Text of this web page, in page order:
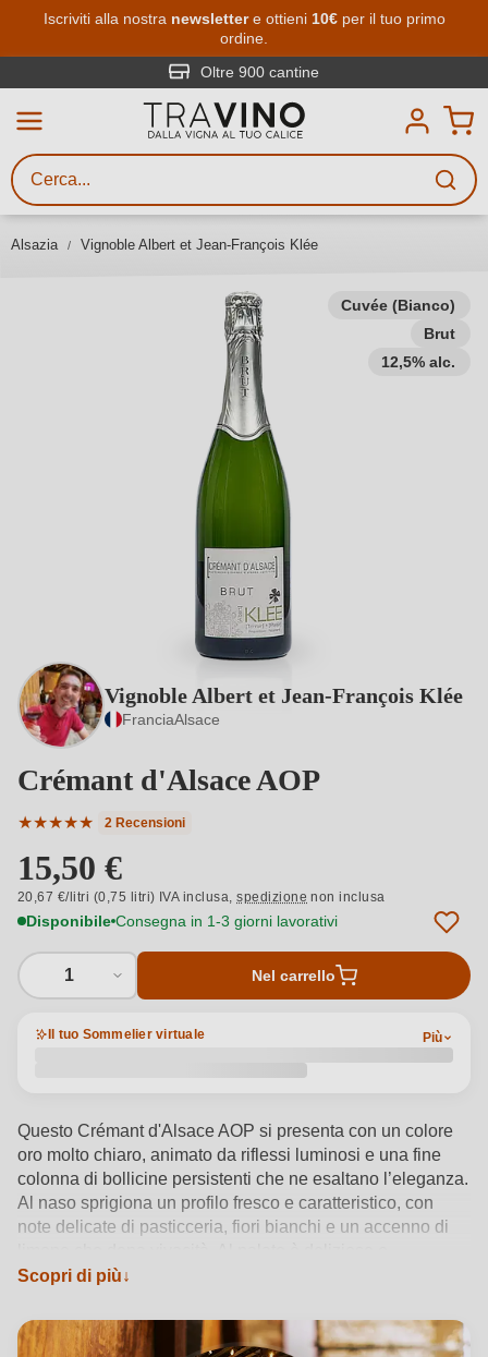
Passa al contenuto principale
Iscriviti alla nostra newslettere ottieni 10€per il tuo primo
ordine.
Oltre 900 cantine
Alsazia Vignoble Albert et Jean-François Klée
Cuvée (Bianco)
Brut
12,5% alc.
Vignoble Albert et Jean-François Klée
FranciaAlsace
Crémant d'Alsace AOP
★★★★★
Valutazione media di 5 su 5 stelle
2 Recensioni
15,50 €
20,67 €/litri (0,75 litri) IVA inclusa,spedizione non inclusa
Disponibile Consegna in 1-3 giorni lavorativi
1 Nel carrello
Il tuo Sommelier virtuale Più
Questo Crémant d'Alsace AOP si presenta con un colore
oro molto chiaro, animato da riflessi luminosi e una fine
colonna di bollicine persistenti che ne esaltano l’eleganza.
Al naso sprigiona un profilo fresco e caratteristico, con
note delicate di pasticceria, fiori bianchi e un accenno di
complesso, con una freschezza ben definita e una struttura
spezie dolci, regalando un finale lungo, vivace e raffinato.
Un Crémant che unisce finezza, espressività e grande
Scopri di più
Ricerca vini
Inserisci almeno 3 caratteri
gusto, occasione, nome del vino,
vitigno, regione, cantina o altri